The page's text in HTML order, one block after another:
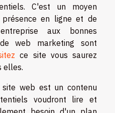
C'est un moyen
en ligne et de
aux bonnes
web marketing sont
ce site vous saurez
elles.
web est un contenu
voudront lire et